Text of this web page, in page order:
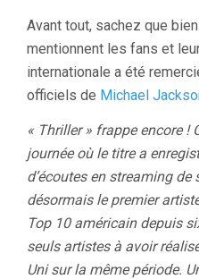
Avant tout, sachez que
mentionnent les fans et
internationale a été
officiels de Michael
« Thriller » frappe encore !
journée où le titre a
d’écoutes en streaming
désormais le premier
Top 10 américain depuis
seuls artistes à avoir
Uni sur la même période.